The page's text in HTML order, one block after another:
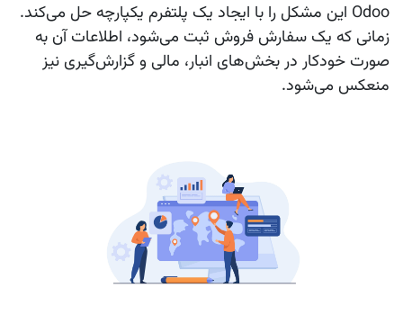
Odoo این مشکل را با ایجاد یک پلتفرم یکپارچه حل می‌کند.
زمانی که یک سفارش فروش ثبت می‌شود، اطلاعات آن به
صورت خودکار در بخش‌های انبار، مالی و گزارش‌گیری نیز
منعکس می‌شود.